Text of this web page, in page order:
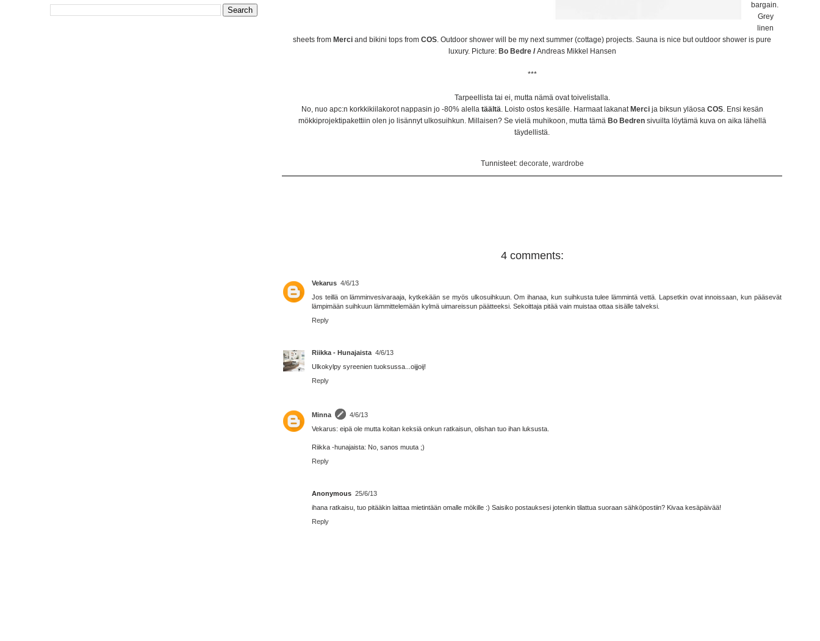
bargain.
Grey
linen
sheets from Merci and bikini tops from COS. Outdoor shower will be my next summer (cottage) projects. Sauna is nice but outdoor shower is pure
luxury. Picture: Bo Bedre/Andreas Mikkel Hansen
***
Tarpeellista tai ei, mutta nämä ovat toivelistalla.
No, nuo apc:n korkkikiilakorot nappasin jo -80% alella täältä. Loisto ostos kesälle. Harmaat lakanat Mercija biksun yläosa COS. Ensi kesän
mökkiprojektipakettiin olen jo lisännyt ulkosuihkun. Millaisen? Se vielä muhikoon, mutta tämä Bo Bedrensivuilta löytämä kuva on aika lähellä
täydellistä.
Tunnisteet: decorate, wardrobe
4 comments:
Vekarus 4/6/13
Jos teillä on lämminvesivaraaja, kytkekään se myös ulkosuihkuun. Om ihanaa, kun suihkusta tulee lämmintä vettä. Lapsetkin ovat innoissaan, kun pääsevät
lämpimään suihkuun lämmittelemään kylmä uimareissun päätteeksi. Sekoittaja pitää vain muistaa ottaa sisälle talveksi.
Reply
Riikka - Hunajaista 4/6/13
Ulkokylpy syreenien tuoksussa...oijjoij!
Reply
Minna
4/6/13
Vekarus: eipä ole mutta koitan keksiä onkun ratkaisun, olishan tuo ihan luksusta.
Riikka -hunajaista: No, sanos muuta ;)
Reply
Anonymous 25/6/13
ihana ratkaisu, tuo pitääkin laittaa mietintään omalle mökille :) Saisiko postauksesi jotenkin tilattua suoraan sähköpostiin? Kivaa kesäpäivää!
Reply